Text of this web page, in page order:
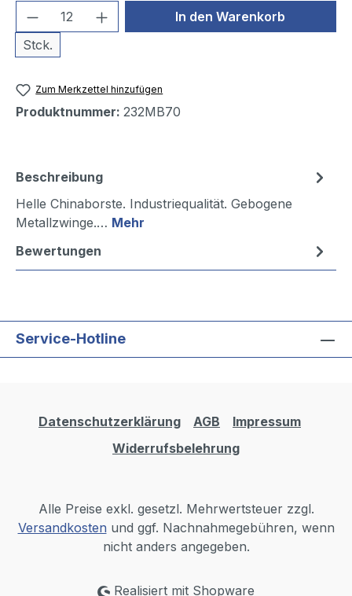
Produkt Anzahl: Gib den
Stck.
In den Warenkorb
Zum Merkzettel hinzufügen
Produktnummer: 232MB70
Beschreibung
Helle Chinaborste. Industriequalität. Gebogene
Metallzwinge.… Mehr
Bewertungen
Service-Hotline
Datenschutzerklärung AGB
Impressum
Widerrufsbelehrung
Alle Preise exkl. gesetzl. Mehrwertsteuer zzgl.
Versandkosten und ggf. Nachnahmegebühren, wenn
nicht anders angegeben.
Realisiert mit Shopware